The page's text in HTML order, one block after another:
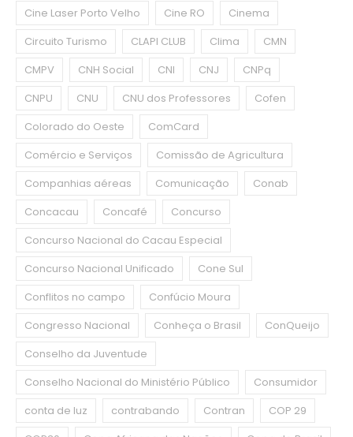
Cine Laser Porto Velho
Cine RO
Cinema
Circuito Turismo
CLAPI CLUB Clima
CMN
CMPV
CNH Social CNI CNJ
CNPq
CNPU
CNU CNU dos Professores
Cofen
Colorado do Oeste
ComCard
Comércio e Serviços
Comissão de Agricultura
Companhias aéreas
Comunicação
Conab
Concacau
Concafé
Concurso
Concurso Nacional do Cacau Especial
Concurso Nacional Unificado
Cone Sul
Conflitos no campo
Confúcio Moura
Congresso Nacional
Conheça o Brasil
ConQueijo
Conselho da Juventude
Conselho Nacional do Ministério Público
Consumidor
conta de luz
contrabando Contran
COP 29